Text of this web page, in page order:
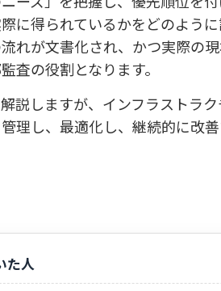
に得られているかをどのよう
れが文書化され、かつ実際の
査の役割となります。
説しますが、インフラストラ
理し、最適化し、継続的に改
た人